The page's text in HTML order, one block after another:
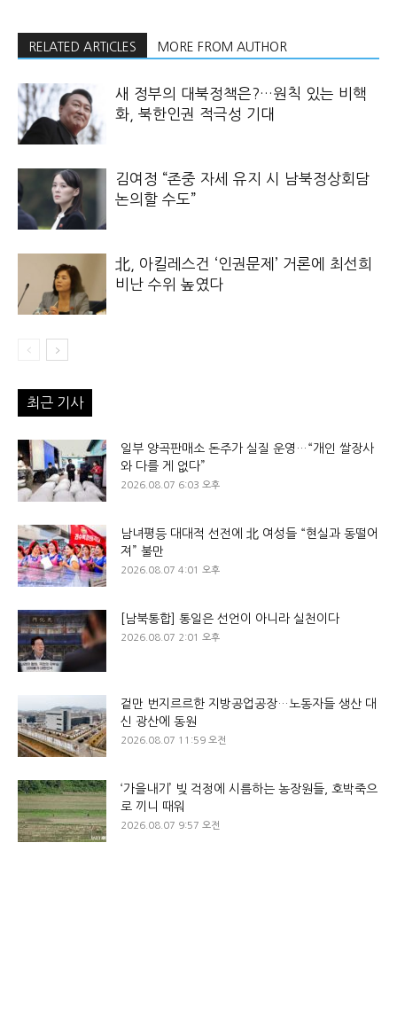
RELATED ARTICLES MORE FROM AUTHOR
새 정부의 대북정책은?…원칙 있는 비핵
화, 북한인권 적극성 기대
김여정 “존중 자세 유지 시 남북정상회담
논의할 수도”
北, 아킬레스건 ‘인권문제’ 거론에 최선희
비난 수위 높였다
최근 기사
일부 양곡판매소 돈주가 실질 운영…“개인 쌀장사
와 다를 게 없다”
2026.08.07 6:03 오후
남녀평등 대대적 선전에 北 여성들 “현실과 동떨어
져” 불만
2026.08.07 4:01 오후
[남북통합] 통일은 선언이 아니라 실천이다
2026.08.07 2:01 오후
겉만 번지르르한 지방공업공장…노동자들 생산 대
신 광산에 동원
2026.08.07 11:59 오전
‘가을내기’ 빚 걱정에 시름하는 농장원들, 호박죽으
로 끼니 때워
2026.08.07 9:57 오전